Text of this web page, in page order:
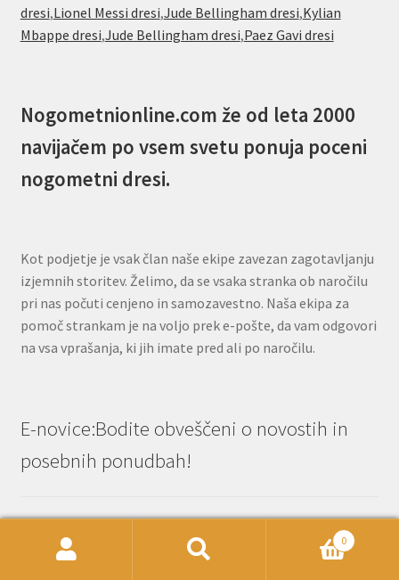
dresi,Lionel Messi dresi,Jude Bellingham dresi,Kylian
Mbappe dresi,Jude Bellingham dresi,Paez Gavi dresi
Nogometnionline.com že od leta 2000
navijačem po vsem svetu ponuja poceni
nogometni dresi.
Kot podjetje je vsak član naše ekipe zavezan zagotavljanju
izjemnih storitev. Želimo, da se vsaka stranka ob naročilu
pri nas počuti cenjeno in samozavestno. Naša ekipa za
pomoč strankam je na voljo prek e-pošte, da vam odgovori
na vsa vprašanja, ki jih imate pred ali po naročilu.
E-novice:Bodite obveščeni o novostih in
posebnih ponudbah!
0